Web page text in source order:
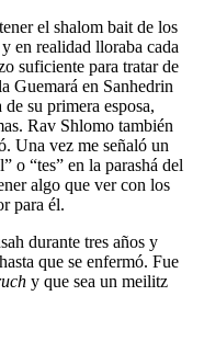
el shalom bait de los
en realidad lloraba cada
suficiente para tratar de
Guemará en Sanhedrin
su primera esposa,
Rav Shlomo también
Una vez me señaló un
o “tes” en la parashá del
algo que ver con los
para él.
durante tres años y
que se enfermó. Fue
y que sea un meilitz